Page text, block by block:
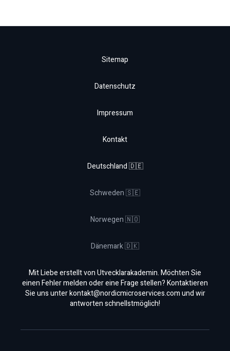
Sitemap
Datenschutz
Impressum
Kontakt
Deutschland 🇩🇪
Schweden 🇸🇪
Norwegen 🇳🇴
Dänemark 🇩🇰
Mit Liebe erstellt von Utvecklarakademin. Möchten Sie
einen Fehler melden oder eine Frage stellen? Kontaktieren
Sie uns unterkontakt@nordicmicroservices.comund wir
antworten schnellstmöglich!